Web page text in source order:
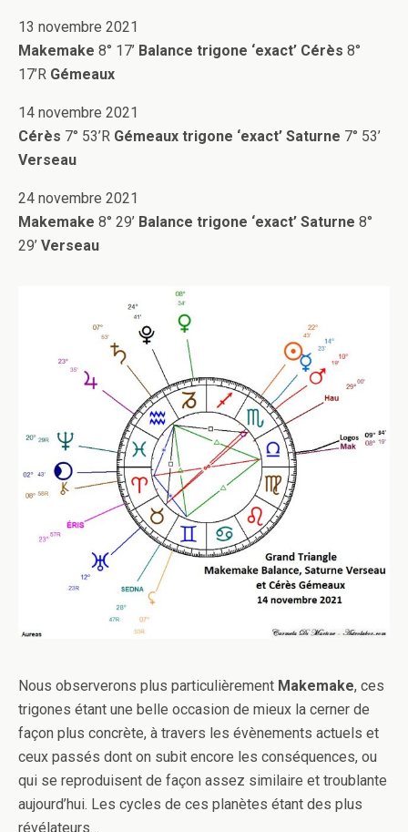
13 novembre 2021
Makemake 8° 17’ Balance trigone ‘exact’ Cérès 8°
17’R Gémeaux
14 novembre 2021
Cérès 7° 53’R Gémeaux trigone ‘exact’ Saturne 7° 53’
Verseau
24 novembre 2021
Makemake 8° 29’ Balance trigone ‘exact’ Saturne 8°
29’ Verseau
Nous observerons plus particulièrement Makemake, ces
trigones étant une belle occasion de mieux la cerner de
façon plus concrète, à travers les évènements actuels et
ceux passés dont on subit encore les conséquences, ou
qui se reproduisent de façon assez similaire et troublante
aujourd’hui. Les cycles de ces planètes étant des plus
révélateurs…